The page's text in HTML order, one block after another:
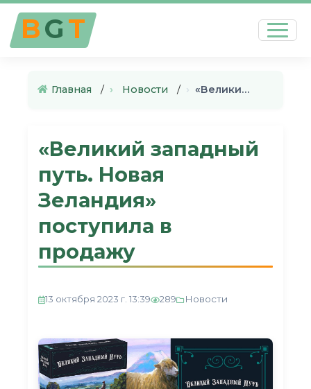
BGT
Главная › Новости › «Великий западный путь. Новая…
«Великий западный
путь. Новая
Зеландия»
поступила в
продажу
13 октября 2023 г. 13:39 289 Новости